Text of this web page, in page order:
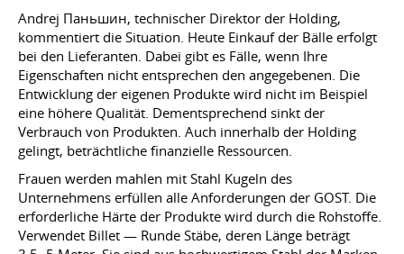
Andrej Паньшин, technischer Direktor der Holding,
kommentiert die Situation. Heute Einkauf der Bälle erfolgt
bei den Lieferanten. Dabei gibt es Fälle, wenn Ihre
Eigenschaften nicht entsprechen den angegebenen. Die
Entwicklung der eigenen Produkte wird nicht im Beispiel
eine höhere Qualität. Dementsprechend sinkt der
Verbrauch von Produkten. Auch innerhalb der Holding
gelingt, beträchtliche finanzielle Ressourcen.
Frauen werden mahlen mit Stahl Kugeln des
Unternehmens erfüllen alle Anforderungen der GOST. Die
erforderliche Härte der Produkte wird durch die Rohstoffe.
Verwendet Billet — Runde Stäbe, deren Länge beträgt